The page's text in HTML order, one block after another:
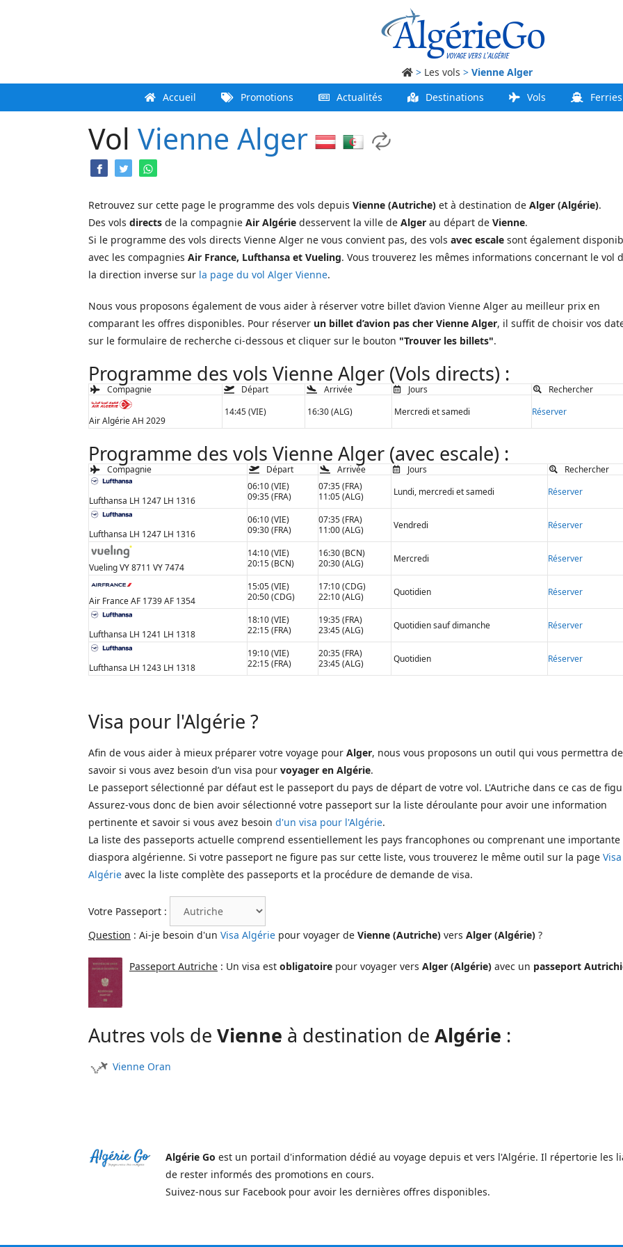
> Les vols > Vienne Alger
Accueil
Promotions Actualités Destinations Vols Ferries
Vol Vienne Alger
Retrouvez sur cette page le programme des vols depuis Vienne (Autriche) et à destination de Alger (Algérie).
Des vols directs de la compagnie Air Algérie desservent la ville de Alger au départ de Vienne.
Si le programme des vols directs Vienne Alger ne vous convient pas, des vols avec escale sont également
avec les compagnies Air France, Lufthansa et Vueling. Vous trouverez les mêmes informations concernant le vol
la direction inverse sur la page du vol Alger Vienne.
Nous vous proposons également de vous aider à réserver votre billet d’avion Vienne Alger au meilleur prix en
comparant les offres disponibles. Pour réserver un billet d’avion pas cher Vienne Alger, il suffit de choisir vos
sur le formulaire de recherche ci-dessous et cliquer sur le bouton "Trouver les billets".
Programme des vols Vienne Alger (Vols directs) :
Compagnie Départ Arrivée Jours Rechercher
Air Algérie AH 2029
14:45 (VIE) 16:30 (ALG) Mercredi et samedi Réserver
Programme des vols Vienne Alger (avec escale) :
Compagnie Départ Arrivée Jours Rechercher
Lufthansa LH 1247 LH 1316
06:10 (VIE)
09:35 (FRA)
07:35 (FRA)
11:05 (ALG)
Lundi, mercredi et samedi Réserver
Lufthansa LH 1247 LH 1316
06:10 (VIE)
09:30 (FRA)
07:35 (FRA)
11:00 (ALG)
Vendredi Réserver
Vueling VY 8711 VY 7474
14:10 (VIE)
20:15 (BCN)
16:30 (BCN)
20:30 (ALG)
Mercredi Réserver
Air France AF 1739 AF 1354
15:05 (VIE)
20:50 (CDG)
17:10 (CDG)
22:10 (ALG)
Quotidien Réserver
Lufthansa LH 1241 LH 1318
18:10 (VIE)
22:15 (FRA)
19:35 (FRA)
23:45 (ALG)
Quotidien sauf dimanche Réserver
Lufthansa LH 1243 LH 1318
19:10 (VIE)
22:15 (FRA)
20:35 (FRA)
23:45 (ALG)
Quotidien Réserver
Visa pour l'Algérie ?
Afin de vous aider à mieux préparer votre voyage pour Alger, nous vous proposons un outil qui vous permettra de
savoir si vous avez besoin d’un visa pour voyager en Algérie.
Le passeport sélectionné par défaut est le passeport du pays de départ de votre vol. L'Autriche dans ce cas de
Assurez-vous donc de bien avoir sélectionné votre passeport sur la liste déroulante pour avoir une information
pertinente et savoir si vous avez besoin d'un visa pour l'Algérie.
La liste des passeports actuelle comprend essentiellement les pays francophones ou comprenant une importante
diaspora algérienne. Si votre passeport ne figure pas sur cette liste, vous trouverez le même outil sur la page Visa
Algérie avec la liste complète des passeports et la procédure de demande de visa.
Votre Passeport :
Question : Ai-je besoin d'un Visa Algérie pour voyager de Vienne (Autriche) vers Alger (Algérie) ?
Passeport Autriche : Un visa est obligatoire pour voyager vers Alger (Algérie) avec un passeport
Autres vols de Vienne à destination de Algérie :
Vienne Oran
Algérie Go est un portail d'information dédié au voyage depuis et vers l'Algérie. Il répertorie les
de rester informés des promotions en cours.
Suivez-nous sur Facebook pour avoir les dernières offres disponibles.